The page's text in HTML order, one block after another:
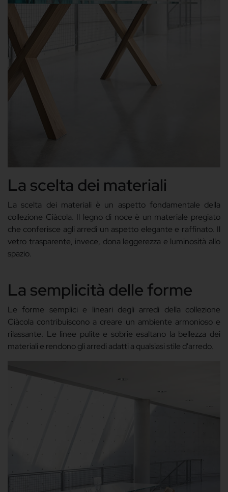
La scelta dei materiali
La scelta dei materiali è un aspetto fondamentale della
collezione Ciàcola. Il legno di noce è un materiale pregiato
che conferisce agli arredi un aspetto elegante e raffinato. Il
vetro trasparente, invece, dona leggerezza e luminosità allo
spazio.
La semplicità delle forme
Le forme semplici e lineari degli arredi della collezione
Ciàcola contribuiscono a creare un ambiente armonioso e
rilassante. Le linee pulite e sobrie esaltano la bellezza dei
materiali e rendono gli arredi adatti a qualsiasi stile d'arredo.